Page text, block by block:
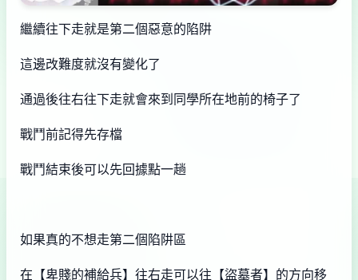
繼續往下走就是第二個惡意的陷阱
這邊改難度就沒有變化了
通過後往右往下走就會來到同學所在地前的椅子了
戰鬥前記得先存檔
戰鬥結束後可以先回據點一趟
如果真的不想走第二個陷阱區
在【卑賤的補給兵】往右走可以往【盜墓者】的方向移